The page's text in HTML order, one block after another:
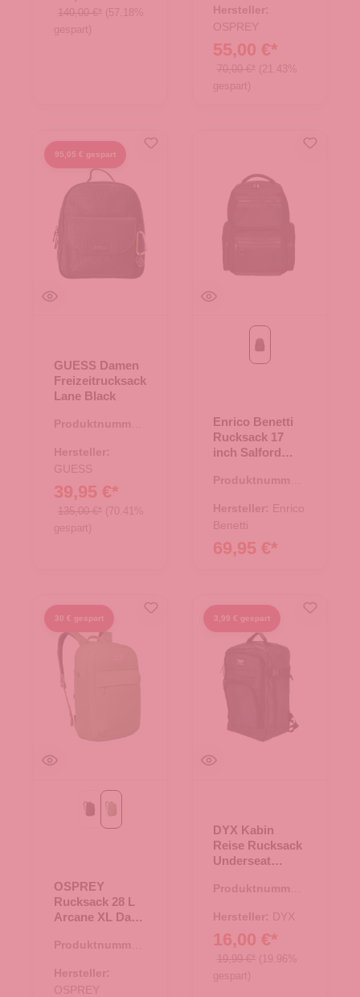
140,00 €* (57.18%
gespart)
Hersteller:
OSPREY
55,00 €*
70,00 €* (21.43%
gespart)
95,05 € gespart
GUESS Damen
Freizeitrucksack
Lane Black
Produktnummer:
Hersteller:
GUESS
39,95 €*
135,00 €* (70.41%
gespart)
schwarz
Enrico Benetti
Rucksack 17
inch Salford
Produktnummer:
Hersteller: Enrico
Benetti
69,95 €*
30 € gespart
Blackbotanica heather
OSPREY
Rucksack 28 L
Arcane XL Day
heather
Produktnummer:
Hersteller:
OSPREY
3,99 € gespart
DYX Kabin
Reise Rucksack
Underseat
Produktnummer:
Hersteller: DYX
16,00 €*
19,99 €* (19.96%
gespart)